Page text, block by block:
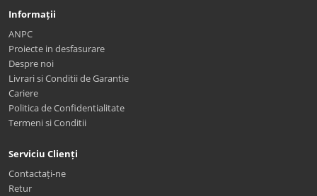
Informații
ANPC
Proiecte in desfasurare
Despre noi
Livrari si Conditii de Garantie
Cariere
Politica de Confidentialitate
Termeni si Conditii
Serviciu Clienți
Contactați-ne
Retur